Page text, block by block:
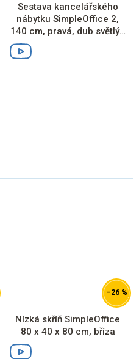
Sestava kancelářského
nábytku SimpleOffice 2,
140 cm, pravá, dub světlý /
–26 %
Nízká skříň SimpleOffice
80 x 40 x 80 cm, bříza